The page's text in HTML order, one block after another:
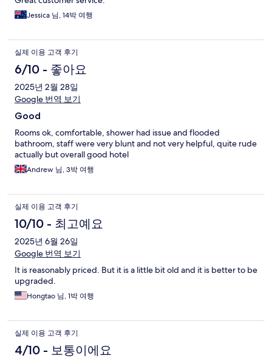
Jessica 님, 14박 여행
실제 이용 고객 후기
6/10 - 좋아요
2025년 2월 28일
Google 번역 보기
Good
Rooms ok, comfortable, shower had issue and flooded
bathroom, staff were very blunt and not very helpful, quite rude
actually but overall good hotel
Andrew 님, 3박 여행
실제 이용 고객 후기
10/10 - 최고예요
2025년 6월 26일
Google 번역 보기
It is reasonably priced. But it is a little bit old and it is better to be
upgraded.
Hongtao 님, 1박 여행
실제 이용 고객 후기
4/10 - 보통이에요